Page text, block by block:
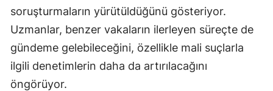
Tokat
Trabzon
Tunceli
soruşturmaların yürütüldüğünü gösteriyor.
Uzmanlar, benzer vakaların ilerleyen süreçte de
gündeme gelebileceğini, özellikle mali suçlarla
ilgili denetimlerin daha da artırılacağını
öngörüyor.